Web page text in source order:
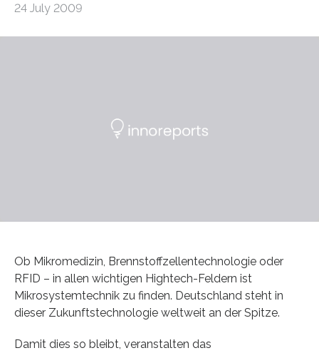
24 July 2009
Ob Mikromedizin, Brennstoffzellentechnologie oder
RFID – in allen wichtigen Hightech-Feldern ist
Mikrosystemtechnik zu finden. Deutschland steht in
dieser Zukunftstechnologie weltweit an der Spitze.
Damit dies so bleibt, veranstalten das